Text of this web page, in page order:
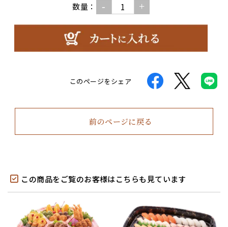
数量： - +
このページをシェア
前のページに戻る
この商品をご覧のお客様はこちらも見ています